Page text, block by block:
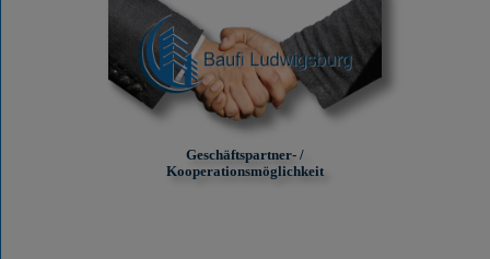
Geschäftspartner- /
Kooperationsmöglichkeit